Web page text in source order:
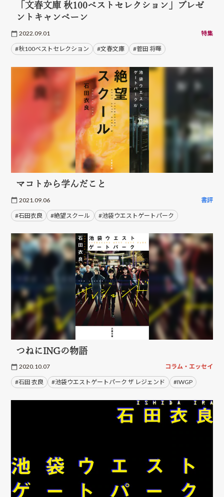
「文春文庫 秋100ベストセレクション」プレゼ
ントキャンペーン
2022.09.01 特集
#秋100ベストセレクション #文春文庫 #菅田 将暉
マコトから学んだこと
2021.09.06 書評
#石田衣良 #絶望スクール #池袋ウエストゲートパーク
つねにINGの物語
2020.10.07 コラム・エッセイ
#石田 衣良 #池袋ウエストゲートパーク ザ レジェンド #IWGP